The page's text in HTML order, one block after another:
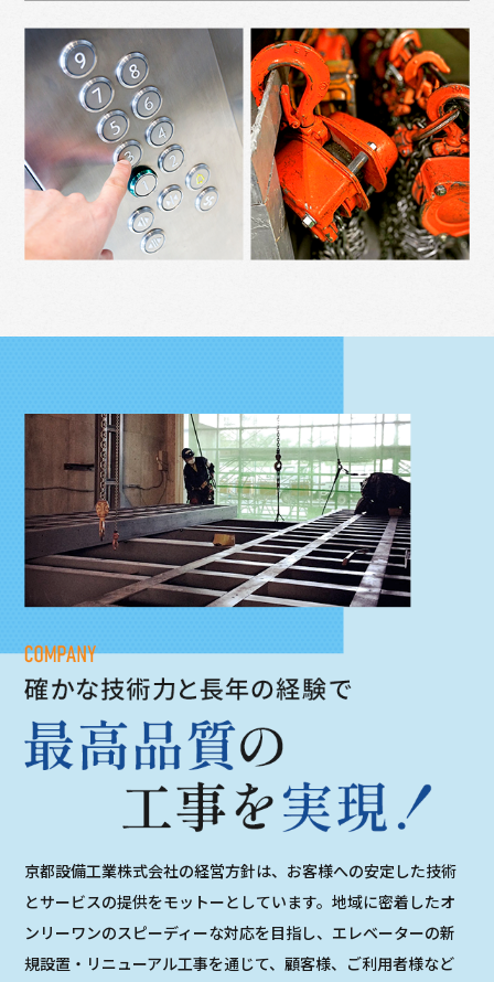
京都設備工業株式会社の経営方針は、お客様への安定した技術
とサービスの提供をモットーとしています。地域に密着したオ
ンリーワンのスピーディーな対応を目指し、エレベーターの新
規設置・リニューアル工事を通じて、顧客様、ご利用者様など